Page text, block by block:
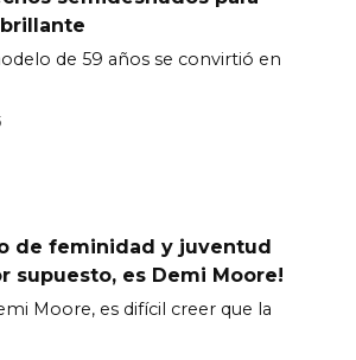
de 59 años se convirtió en
de feminidad y juventud
supuesto, es Demi Moore!
Moore, es difícil creer que la